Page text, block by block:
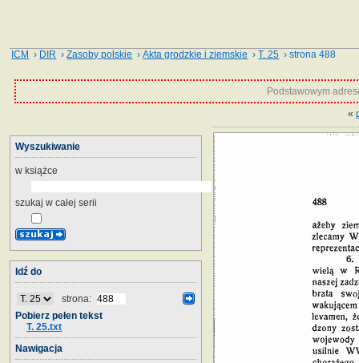
ICM › DIR ›Zasoby polskie ›Akta grodzkie i ziemskie ›T. 25 › strona 488
Podstawowym
«
Wyszukiwanie
w książce
szukaj w całej serii
Idź do
strona:
Pobierz pełen tekst
T. 25.txt
Nawigacja